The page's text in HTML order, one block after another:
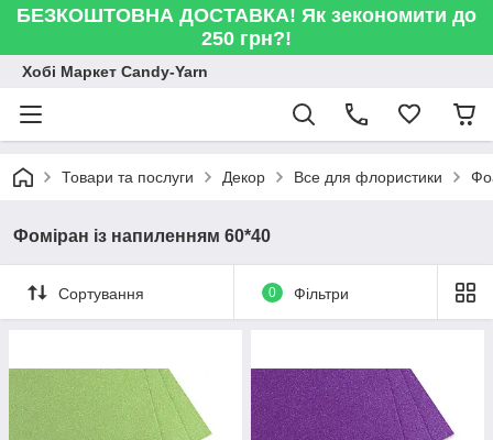
БЕЗКОШТОВНА ДОСТАВКА! Як зекономити до
250 грн?!
Хобі Маркет Candy-Yarn
Товари та послуги Декор Все для флористики
Фоміран із напиленням 60*40
Сортування 0 Фільтри